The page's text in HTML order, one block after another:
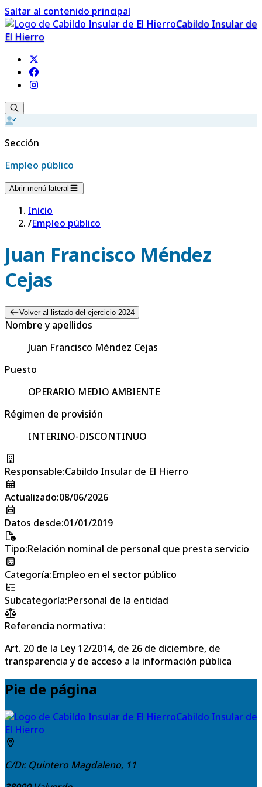
Saltar al contenido principal
Cabildo Insular de
El Hierro
Sección
Empleo público
Abrir menú lateral
Inicio
/Empleo público
Juan Francisco Méndez
Cejas
Volver al listado del ejercicio 2024
Nombre y apellidos
Juan Francisco Méndez Cejas
Puesto
OPERARIO MEDIO AMBIENTE
Régimen de provisión
INTERINO-DISCONTINUO
Responsable:Cabildo Insular de El Hierro
Actualizado:08/06/2026
Datos desde:01/01/2019
Tipo:Relación nominal de personal que presta servicio
Categoría:Empleo en el sector público
Subcategoría:Personal de la entidad
Referencia normativa:
Art. 20 de la Ley 12/2014, de 26 de diciembre, de
transparencia y de acceso a la información pública
Pie de página
Cabildo Insular de
El Hierro
C/Dr. Quintero Magdaleno, 11